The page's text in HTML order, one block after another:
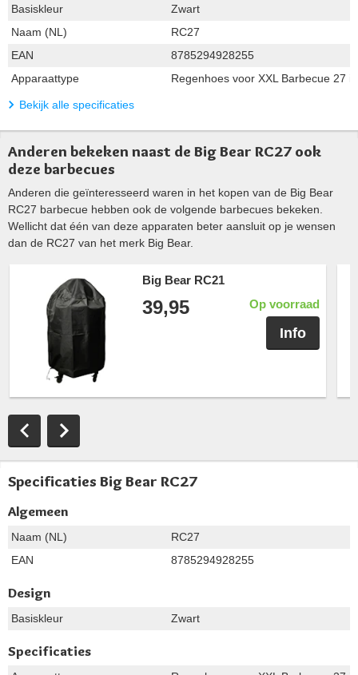
Basiskleur
Zwart
Naam (NL)
RC27
EAN
8785294928255
Apparaattype
Regenhoes voor XXL Barbecue 27
Bekijk alle specificaties
Anderen bekeken naast de Big Bear RC27 ook
deze barbecues
Anderen die geïnteresseerd waren in het kopen van de Big Bear
RC27 barbecue hebben ook de volgende barbecues bekeken.
Wellicht dat één van deze apparaten beter aansluit op je wensen
dan de RC27 van het merk Big Bear.
Big Bear RC21
39,95 Op voorraad
Info
Specificaties Big Bear RC27
Algemeen
Naam (NL)
RC27
EAN
8785294928255
Design
Basiskleur Zwart
Specificaties